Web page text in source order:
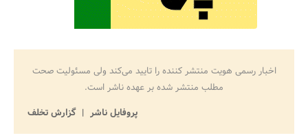
اخبار رسمی هویت منتشر کننده را تایید می‌کند ولی مسئولیت صحت
مطلب منتشر شده بر عهده ناشر است.
پروفایل ناشر
گزارش تخلف